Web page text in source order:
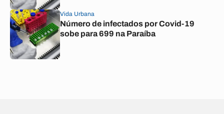
Vida Urbana
Número de infectados por Covid-19
sobe para 699 na Paraíba